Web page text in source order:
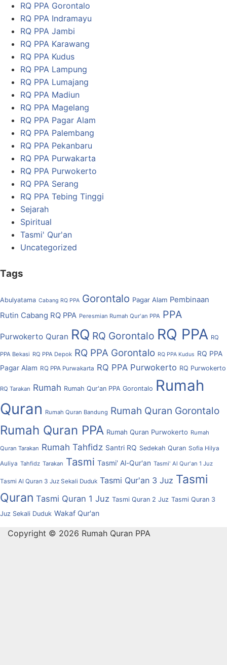
RQ PPA Gorontalo
RQ PPA Indramayu
RQ PPA Jambi
RQ PPA Karawang
RQ PPA Kudus
RQ PPA Lampung
RQ PPA Lumajang
RQ PPA Madiun
RQ PPA Magelang
RQ PPA Pagar Alam
RQ PPA Palembang
RQ PPA Pekanbaru
RQ PPA Purwakarta
RQ PPA Purwokerto
RQ PPA Serang
RQ PPA Tebing Tinggi
Sejarah
Spiritual
Tasmi' Qur'an
Uncategorized
Tags
Abulyatama Cabang RQ PPA Gorontalo Pagar Alam Pembinaan
Rutin Cabang RQ PPA Peresmian Rumah Qur'an PPA PPA
Purwokerto Quran RQ RQ Gorontalo RQ PPA RQ
PPA Bekasi RQ PPA Depok RQ PPA Gorontalo RQ PPA Kudus RQ PPA
Pagar Alam RQ PPA Purwakarta RQ PPA Purwokerto RQ Purwokerto
RQ Tarakan Rumah Rumah Qur'an PPA Gorontalo Rumah
Quran Rumah Quran Bandung Rumah Quran Gorontalo
Rumah Quran PPA Rumah Quran Purwokerto Rumah
Quran Tarakan Rumah Tahfidz Santri RQ Sedekah Quran Sofia Hilya
Auliya Tahfidz Tarakan Tasmi Tasmi' Al-Qur'an Tasmi' Al Qur'an 1 Juz
Tasmi Al Quran 3 Juz Sekali Duduk Tasmi Qur'an 3 Juz Tasmi
Quran Tasmi Quran 1 Juz Tasmi Quran 2 Juz Tasmi Quran 3
Juz Sekali Duduk Wakaf Qur'an
Copyright © 2026 Rumah Quran PPA